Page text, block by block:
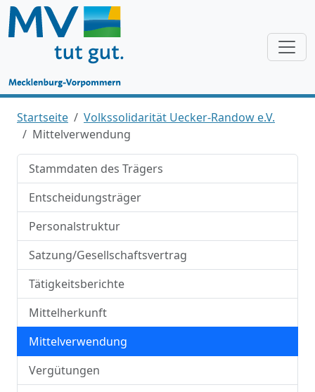
Startseite
Volkssolidarität Uecker-Randow e.V.
Mittelverwendung
Stammdaten des Trägers
Entscheidungsträger
Personalstruktur
Satzung/Gesellschaftsvertrag
Tätigkeitsberichte
Mittelherkunft
Mittelverwendung
Vergütungen